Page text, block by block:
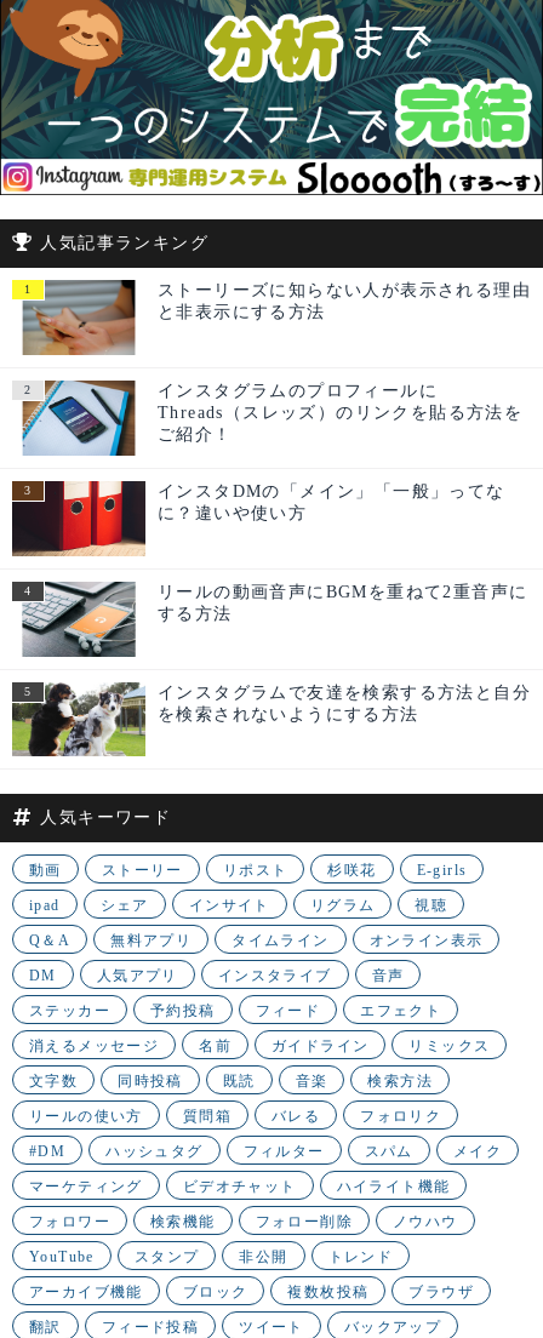
人気記事ランキング
ストーリーズに知らない人が表示される理由
と非表示にする方法
インスタグラムのプロフィールに
Threads（スレッズ）のリンクを貼る方法を
ご紹介！
インスタDMの「メイン」「一般」ってな
に？違いや使い方
リールの動画音声にBGMを重ねて2重音声に
する方法
インスタグラムで友達を検索する方法と自分
を検索されないようにする方法
人気キーワード
動画 ストーリー リポスト 杉咲花 E-girls
ipad シェア インサイト リグラム 視聴
Q＆A 無料アプリ タイムライン オンライン表示
DM 人気アプリ インスタライブ 音声
ステッカー 予約投稿 フィード エフェクト
消えるメッセージ 名前 ガイドライン リミックス
文字数 同時投稿 既読 音楽 検索方法
リールの使い方 質問箱 バレる フォロリク
#DM ハッシュタグ フィルター スパム メイク
マーケティング ビデオチャット ハイライト機能
フォロワー 検索機能 フォロー削除 ノウハウ
YouTube スタンプ 非公開 トレンド
アーカイブ機能 ブロック 複数枚投稿 ブラウザ
翻訳 フィード投稿 ツイート バックアップ